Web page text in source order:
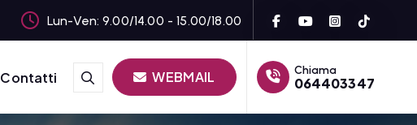
Lun-Ven: 9.00/14.00 - 15.00/18.00
Contatti WEBMAIL Chiama
064403347